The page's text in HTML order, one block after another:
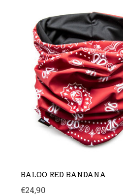
BALOO RED BANDANA
€24,90